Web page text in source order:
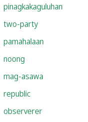
pinagkakaguluhan
two-party
pamahalaan
noong
mag-asawa
republic
observerer